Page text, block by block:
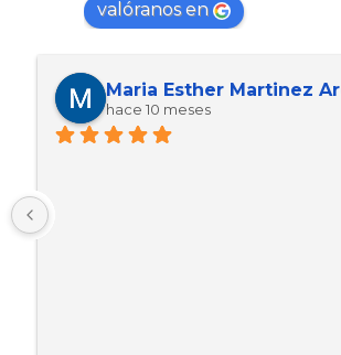
valóranos en
Maria Esther Martinez
hace 10 meses